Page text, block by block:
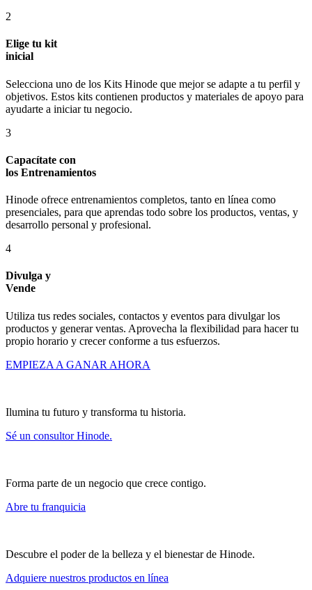
2
Elige tu kit
inicial
Selecciona uno de los Kits Hinode que mejor se adapte a tu perfil y
objetivos. Estos kits contienen productos y materiales de apoyo para
ayudarte a iniciar tu negocio.
3
Capacítate con
los Entrenamientos
Hinode ofrece entrenamientos completos, tanto en línea como
presenciales, para que aprendas todo sobre los productos, ventas, y
desarrollo personal y profesional.
4
Divulga y
Vende
Utiliza tus redes sociales, contactos y eventos para divulgar los
productos y generar ventas. Aprovecha la flexibilidad para hacer tu
propio horario y crecer conforme a tus esfuerzos.
EMPIEZA A GANAR AHORA
Ilumina tu futuro y transforma tu historia.
Sé un consultor Hinode.
Forma parte de un negocio que crece contigo.
Abre tu franquicia
Descubre el poder de la belleza y el bienestar de Hinode.
Adquiere nuestros productos en línea